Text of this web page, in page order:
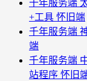
千年服务端
+工具 怀旧端
千年服务端
端
千年服务端
站程序 怀旧